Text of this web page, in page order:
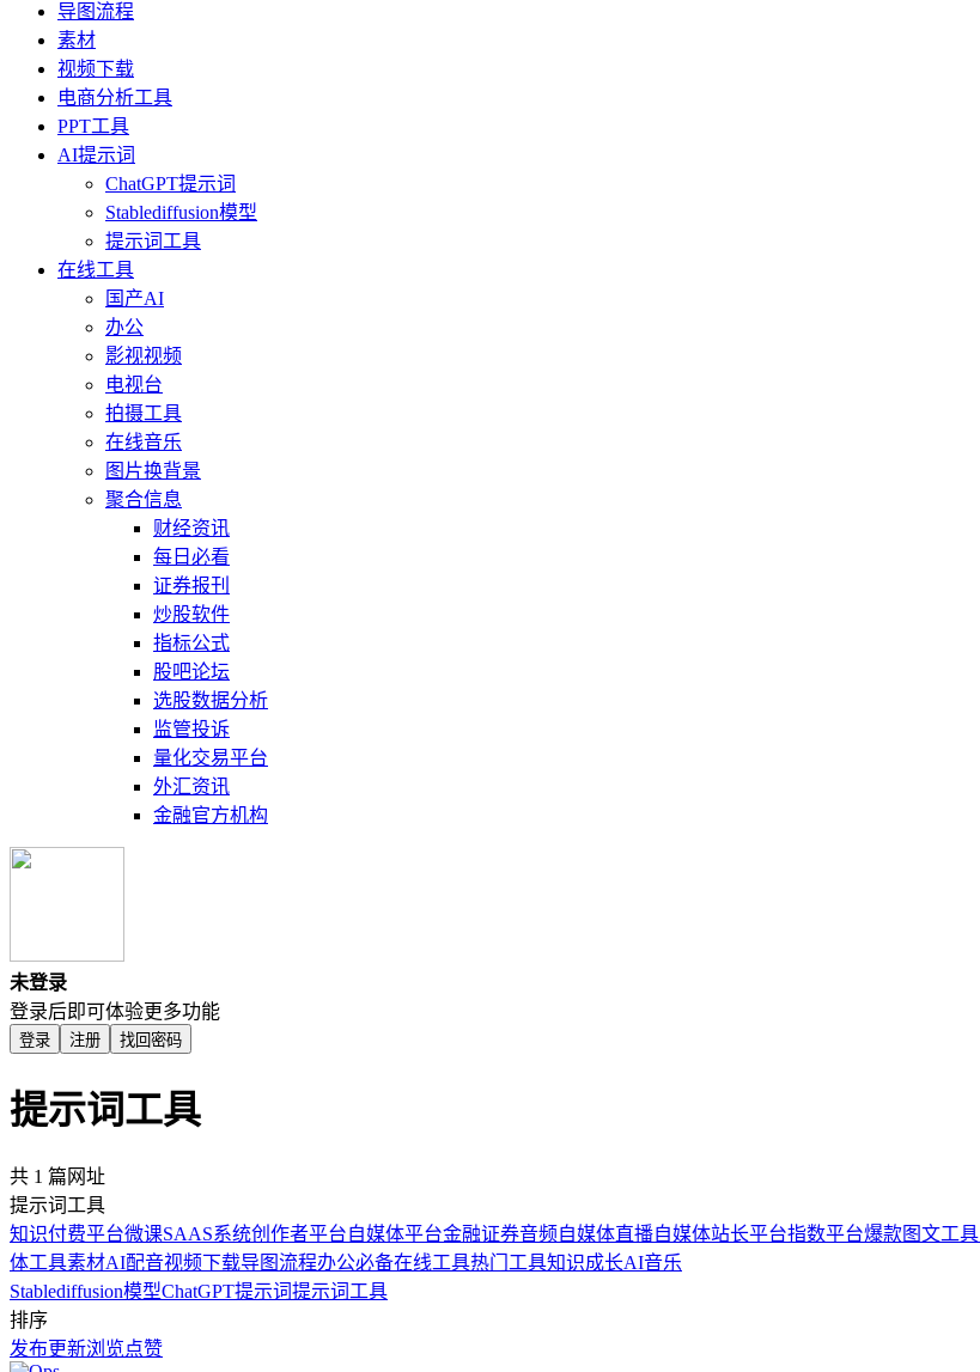
导图流程
素材
视频下载
电商分析工具
PPT工具
AI提示词
ChatGPT提示词
Stablediffusion模型
提示词工具
在线工具
国产AI
办公
影视视频
电视台
拍摄工具
在线音乐
图片换背景
聚合信息
财经资讯
每日必看
证券报刊
炒股软件
指标公式
股吧论坛
选股数据分析
监管投诉
量化交易平台
外汇资讯
金融官方机构
未登录
登录后即可体验更多功能
登录 注册 找回密码
提示词工具
共 1 篇网址
提示词工具
知识付费平台微课SAAS系统创作者平台自媒体平台金融证券音频自媒体直播自媒体站长平台指数平台爆款图文工具
体工具素材AI配音视频下载导图流程办公必备在线工具热门工具知识成长AI音乐
Stablediffusion模型ChatGPT提示词提示词工具
排序
发布更新浏览点赞